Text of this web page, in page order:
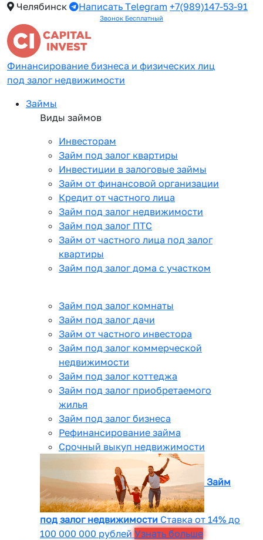
Челябинск
Написать Telegram +7(989)147-53-91
Звонок Бесплатный
Финансирование бизнеса и физических лиц
под залог недвижимости
Займы
Виды займов
Инвесторам
Займ под залог квартиры
Инвестиции в залоговые займы
Займ от финансовой организации
Кредит от частного лица
Займ под залог недвижимости
Займ под залог ПТС
Займ от частного лица под залог
квартиры
Займ под залог дома с участком
Займ под залог комнаты
Займ под залог дачи
Займ от частного инвестора
Займ под залог коммерческой
недвижимости
Займ под залог коттеджа
Займ под залог приобретаемого
жилья
Займ под залог бизнеса
Рефинансирование займа
Срочный выкуп недвижимости
Займ
под залог недвижимости Ставка от 14% до
100 000 000 рублей Узнать больше